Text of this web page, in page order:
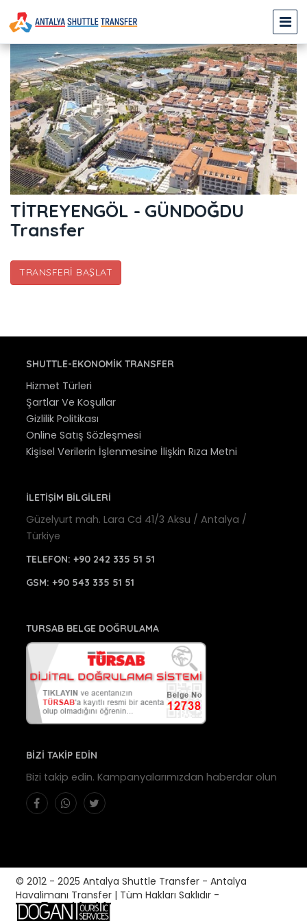
TİTREYENGÖL - GÜNDOĞDU
Transfer
TRANSFERI BAŞLAT
SHUTTLE-EKONOMIK TRANSFER
Hizmet Türleri
Şartlar Ve Koşullar
Gizlilik Politikası
Online Satış Sözleşmesi
Kişisel Verilerin İşlenmesine İlişkin Rıza Metni
İLETİŞİM BİLGİLERİ
Güzelyurt mah. Lara Cd 41/3 Aksu / Antalya /
Türkiye
TELEFON: +90 242 335 51 51
GSM: +90 543 335 51 51
TURSAB BELGE DOĞRULAMA
BİZİ TAKİP EDİN
Bizi takip edin. Kampanyalarımızdan haberdar olun
© 2012 - 2025 Antalya Shuttle Transfer - Antalya
Havalimanı Transfer | Tüm Hakları Saklıdır -